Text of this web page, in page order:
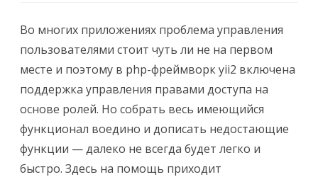
пользователями
RBAC
Во многих приложениях проблема управления
пользователями стоит чуть ли не на первом
месте и поэтому в php-фреймворк yii2 включена
поддержка управления правами доступа на
основе ролей. Но собрать весь имеющийся
функционал воедино и дописать недостающие
функции — далеко не всегда будет легко и
быстро. Здесь на помощь приходит